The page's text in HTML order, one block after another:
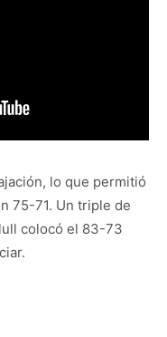
lo que permitió
75-71. Un triple de
colocó el 83-73